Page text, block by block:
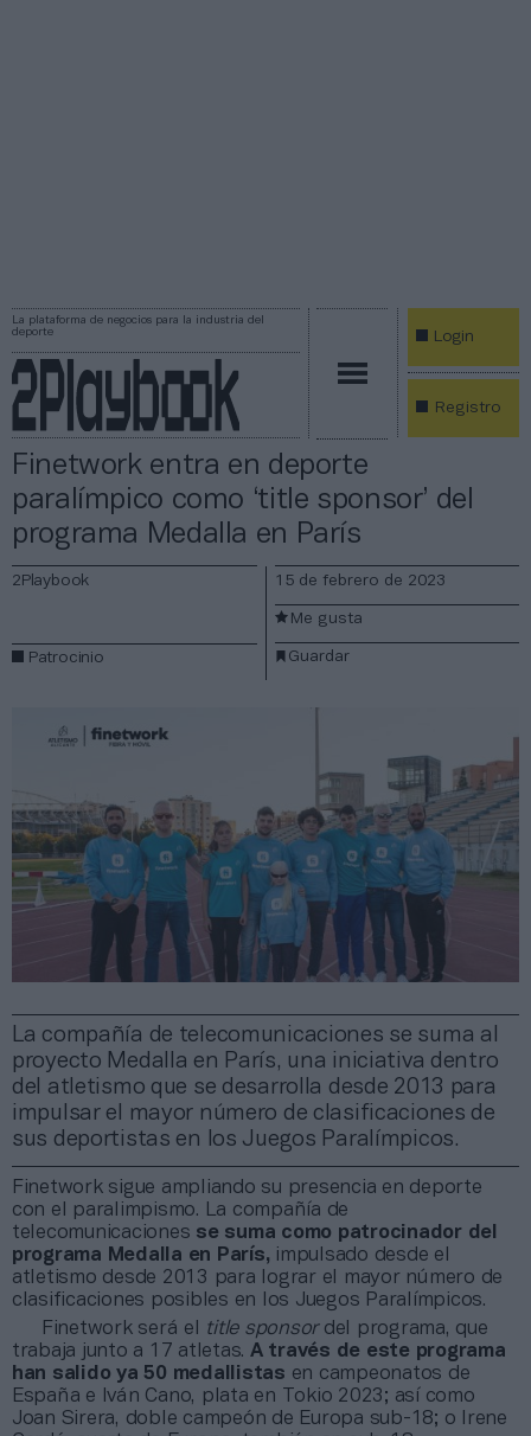
La plataforma de negocios para la industria del
deporte
Login
Registro
Finetwork entra en deporte
paralímpico como ‘title sponsor’ del
programa Medalla en París
La compañía de telecomunicaciones se suma al
proyecto Medalla en París, una iniciativa dentro
del atletismo que se desarrolla desde 2013 para
impulsar el mayor número de clasificaciones de
sus deportistas en los Juegos Paralímpicos.
2Playbook
Patrocinio
15 de febrero de 2023
Guardar
Me gusta
Finetwork sigue ampliando su presencia en deporte
con el paralimpismo. La compañía de
telecomunicaciones se suma como patrocinador del
programa Medalla en París, impulsado desde el
atletismo desde 2013 para lograr el mayor número de
clasificaciones posibles en los Juegos Paralímpicos.
Finetwork será el
title sponsordel programa, que
trabaja junto a 17 atletas. A través de este programa
han salido ya 50 medallistas en campeonatos de
España e Iván Cano, plata en Tokio 2023; así como
Joan Sirera, doble campeón de Europa sub-18; o Irene